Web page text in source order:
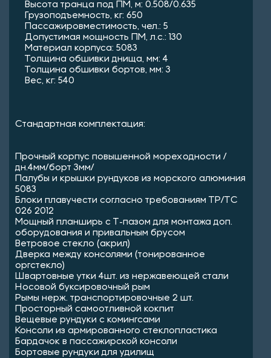
Высота транца под ПМ, м: 0.508/0.635
Грузоподъемность, кг: 650
Пассажировместимость, чел.: 5
Допустимая мощность ПМ, л.с.: 130
Материал корпуса: 5083
Толщина обшивки днища, мм: 4
Толщина обшивки бортов, мм: 3
Вес, кг: 540
Стандартная комплектация:
Прочный корпус повышенной мореходности /
дн.4мм/борт 3мм/
Палубы и крышки рундуков из морского алюминия
5083
Блоки плавучести согласно требованиям ТР/ТС
026 2012
Мощный планширь с Т-пазом для монтажа доп.
оборудования и привальным брусом
Ветровое стекло (акрил)
Дверка между консолями (тонированное
оргстекло)
Швартовные утки 4шт. из нержавеющей стали
Носовой буксировочный рым
Рымы нерж. транспортировочные 2 шт.
Просторный самоотливной кокпит
Вещевые рундуки с комингсами
Консоли из армированного стеклопластика
Бардачок в пассажирской консоли
Бортовые рундуки для удилищ